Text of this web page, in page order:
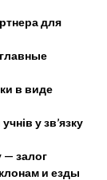
для
в виде
у зв’язку
— залог
и езды